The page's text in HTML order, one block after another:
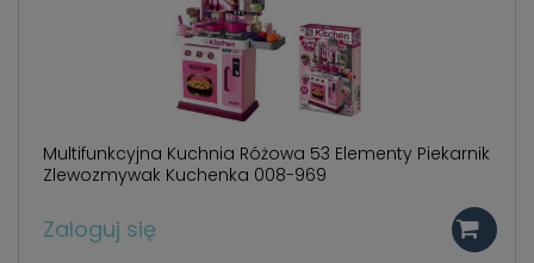
Multifunkcyjna Kuchnia Różowa 53 Elementy Piekarnik
Zlewozmywak Kuchenka 008-969
Zaloguj się